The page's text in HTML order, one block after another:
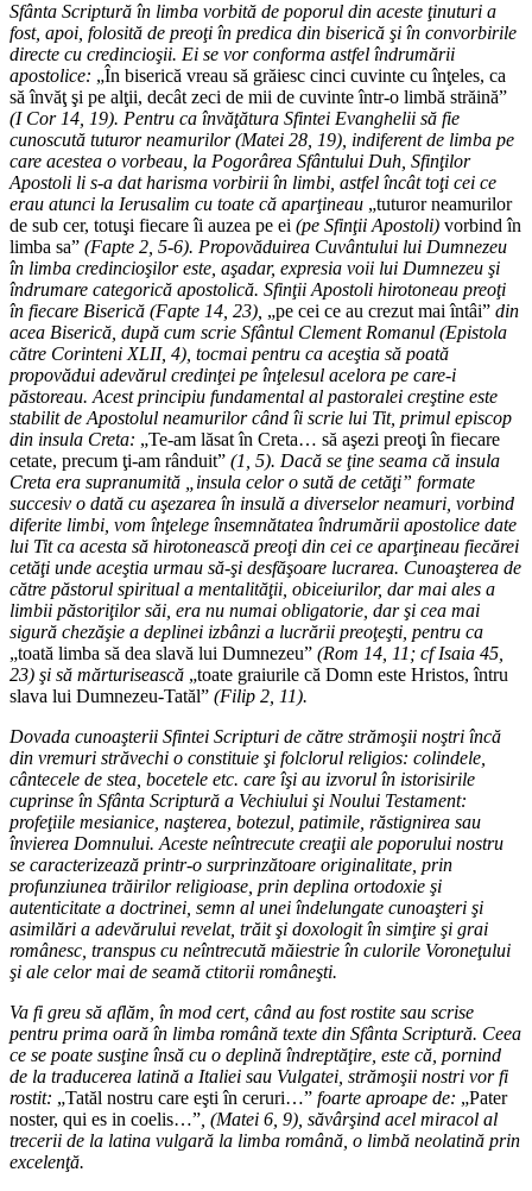
Sfânta Scriptură în limba vorbită de poporul din aceste ţinuturi a
fost, apoi, folosită de preoţi în predica din biserică şi în convorbirile
directe cu credincioşii. Ei se vor conforma astfel îndrumării
apostolice: „În biserică vreau să grăiesc cinci cuvinte cu înţeles, ca
să învăţ şi pe alţii, decât zeci de mii de cuvinte într-o limbă străină”
(I Cor 14, 19). Pentru ca învăţătura Sfintei Evanghelii să fie
cunoscută tuturor neamurilor (Matei 28, 19), indiferent de limba pe
care acestea o vorbeau, la Pogorârea Sfântului Duh, Sfinţilor
Apostoli li s-a dat harisma vorbirii în limbi, astfel încât toţi cei ce
erau atunci la Ierusalim cu toate că aparţineau „tuturor neamurilor
de sub cer, totuşi fiecare îi auzea pe ei (pe Sfinţii Apostoli) vorbind în
limba sa” (Fapte 2, 5-6). Propovăduirea Cuvântului lui Dumnezeu
în limba credincioşilor este, aşadar, expresia voii lui Dumnezeu şi
îndrumare categorică apostolică. Sfinţii Apostoli hirotoneau preoţi
în fiecare Biserică (Fapte 14, 23), „pe cei ce au crezut mai întâi” din
acea Biserică, după cum scrie Sfântul Clement Romanul (Epistola
către Corinteni XLII, 4), tocmai pentru ca aceştia să poată
propovădui adevărul credinţei pe înţelesul acelora pe care-i
păstoreau. Acest principiu fundamental al pastoralei creştine este
stabilit de Apostolul neamurilor când îi scrie lui Tit, primul episcop
din insula Creta: „Te-am lăsat în Creta… să aşezi preoţi în fiecare
cetate, precum ţi-am rânduit” (1, 5). Dacă se ţine seama că insula
Creta era supranumită „insula celor o sută de cetăţi” formate
succesiv o dată cu aşezarea în insulă a diverselor neamuri, vorbind
diferite limbi, vom înţelege însemnătatea îndrumării apostolice date
lui Tit ca acesta să hirotonească preoţi din cei ce aparţineau fiecărei
cetăţi unde aceştia urmau să-şi desfăşoare lucrarea. Cunoaşterea de
către păstorul spiritual a mentalităţii, obiceiurilor, dar mai ales a
limbii păstoriţilor săi, era nu numai obligatorie, dar şi cea mai
sigură chezăşie a deplinei izbânzi a lucrării preoţeşti, pentru ca
„toată limba să dea slavă lui Dumnezeu” (Rom 14, 11; cf Isaia 45,
23) şi să mărturisească „toate graiurile că Domn este Hristos, întru
slava lui Dumnezeu-Tatăl” (Filip 2, 11).
Dovada cunoaşterii Sfintei Scripturi de către strămoşii noştri încă
din vremuri străvechi o constituie şi folclorul religios: colindele,
cântecele de stea, bocetele etc. care îşi au izvorul în istorisirile
cuprinse în Sfânta Scriptură a Vechiului şi Noului Testament:
profeţiile mesianice, naşterea, botezul, patimile, răstignirea sau
învierea Domnului. Aceste neîntrecute creaţii ale poporului nostru
se caracterizează printr-o surprinzătoare originalitate, prin
profunziunea trăirilor religioase, prin deplina ortodoxie şi
autenticitate a doctrinei, semn al unei îndelungate cunoaşteri şi
asimilări a adevărului revelat, trăit şi doxologit în simţire şi grai
românesc, transpus cu neîntrecută măiestrie în culorile Voroneţului
şi ale celor mai de seamă ctitorii româneşti.
Va fi greu să aflăm, în mod cert, când au fost rostite sau scrise
pentru prima oară în limba română texte din Sfânta Scriptură. Ceea
ce se poate susţine însă cu o deplină îndreptăţire, este că, pornind
de la traducerea latină a Italiei sau Vulgatei, strămoşii nostri vor fi
rostit: „Tatăl nostru care eşti în ceruri…” foarte aproape de: „Pater
noster, qui es in coelis…” , (Matei 6, 9), săvârşind acel miracol al
trecerii de la latina vulgară la limba română, o limbă neolatină prin
excelenţă.